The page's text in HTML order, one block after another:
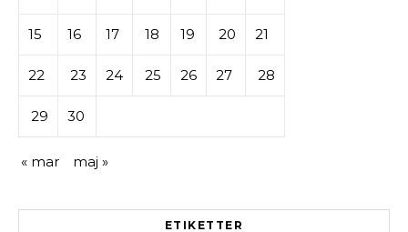
15 16 17 18 19 20 21
22 23 24 25 26 27 28
29 30
« mar maj »
ETIKETTER